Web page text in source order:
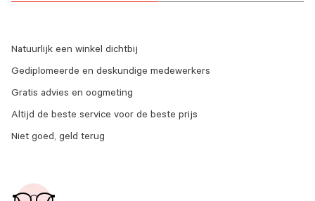
Natuurlijk een winkel dichtbij
Gediplomeerde en deskundige medewerkers
Gratis advies en oogmeting
Altijd de beste service voor de beste prijs
Niet goed, geld terug